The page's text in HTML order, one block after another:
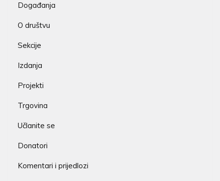
Događanja
O društvu
Sekcije
Izdanja
Projekti
Trgovina
Učlanite se
Donatori
Komentari i prijedlozi